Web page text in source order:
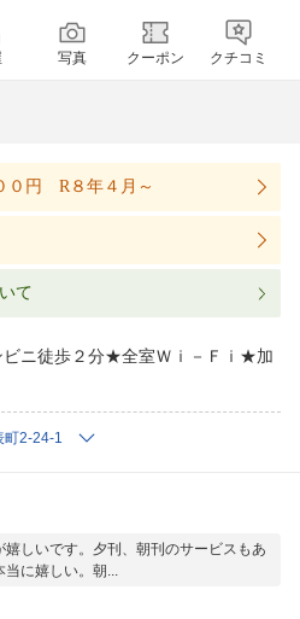
写真 クーポン クチコミ
０円 R８年４月～
て
ニ徒歩２分★全室Ｗｉ－Ｆｉ★加
町2-24-1
しいです。夕刊、朝刊のサービスもあ
当に嬉しい。朝...